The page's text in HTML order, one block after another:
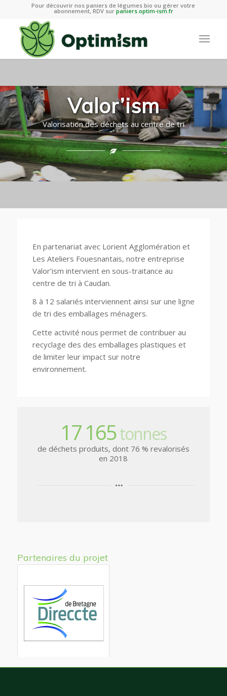
Pour découvrir nos paniers de légumes bio ou gérer votre
abonnement, RDV sur paniers.optim-ism.fr
Valor’ism
Valorisation des déchets au centre de tri
En partenariat avec Lorient Agglomération et
Les Ateliers Fouesnantais, notre entreprise
Valor’ism intervient en sous-traitance au
centre de tri à Caudan.
8 à 12 salariés interviennent ainsi sur une ligne
de tri des emballages ménagers.
Cette activité nous permet de contribuer au
recyclage des des emballages plastiques et
de limiter leur impact sur notre
environnement.
17165tonnes
de déchets produits, dont 76 % revalorisés
en 2018
Partenaires du projet